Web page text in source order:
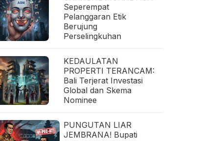
Seperempat
Pelanggaran Etik
Berujung
Perselingkuhan
KEDAULATAN
PROPERTI TERANCAM:
Bali Terjerat Investasi
Global dan Skema
Nominee
PUNGUTAN LIAR
JEMBRANA! Bupati